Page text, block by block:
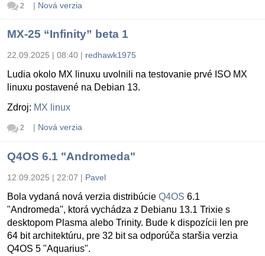
2 | Nová verzia
MX-25 “Infinity” beta 1
22.09.2025 | 08:40 | redhawk1975
Ludia okolo MX linuxu uvolnili na testovanie prvé ISO MX
linuxu postavené na Debian 13.
Zdroj: MX linux
2 | Nová verzia
Q4OS 6.1 "Andromeda"
12.09.2025 | 22:07 | Pavel
Bola vydaná nová verzia distribúcie Q4OS 6.1
"Andromeda", ktorá vychádza z Debianu 13.1 Trixie s
desktopom Plasma alebo Trinity. Bude k dispozícii len pre
64 bit architektúru, pre 32 bit sa odporúča staršia verzia
Q4OS 5 "Aquarius".